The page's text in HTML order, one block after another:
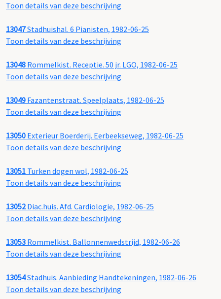
Toon details van deze beschrijving
13047Stadhuishal. 6 Pianisten, 1982-06-25
Toon details van deze beschrijving
13048 Rommelkist. Receptie. 50 jr. LGO, 1982-06-25
Toon details van deze beschrijving
13049 Fazantenstraat. Speelplaats, 1982-06-25
Toon details van deze beschrijving
13050 Exterieur Boerderij. Eerbeekseweg, 1982-06-25
Toon details van deze beschrijving
13051 Turken dogen wol, 1982-06-25
Toon details van deze beschrijving
13052Diac.huis. Afd. Cardiologie, 1982-06-25
Toon details van deze beschrijving
13053 Rommelkist. Ballonnenwedstrijd, 1982-06-26
Toon details van deze beschrijving
13054Stadhuis. Aanbieding Handtekeningen, 1982-06-26
Toon details van deze beschrijving